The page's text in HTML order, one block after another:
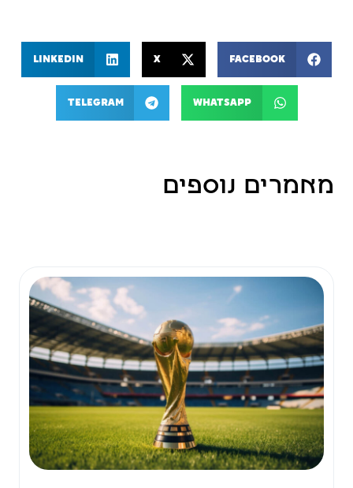
Facebook
X
LinkedIn
WhatsApp
Telegram
מאמרים נוספים